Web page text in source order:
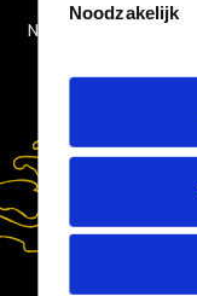
Noodzakelijk
Voorkeuren
Statistieken
Marketing
Numansdorp